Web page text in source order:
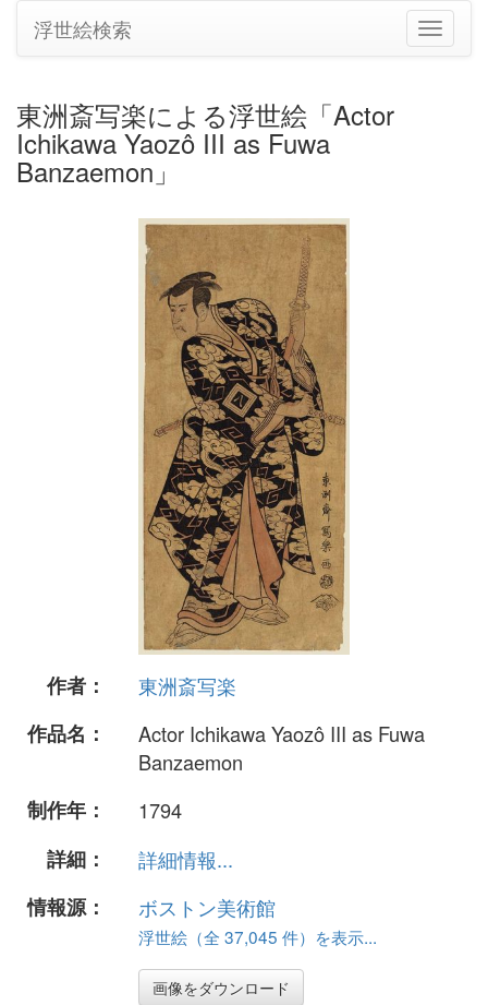
ナ
ビ
浮世絵検索
東洲斎写楽による浮世絵「Actor
Ichikawa Yaozô III as Fuwa
Banzaemon」
作者：
東洲斎写楽
作品名：
Actor Ichikawa Yaozô III as Fuwa
Banzaemon
制作年：
1794
詳細：
詳細情報...
情報源：
ボストン美術館
浮世絵（全 37,045 件）を表示...
画像をダウンロード